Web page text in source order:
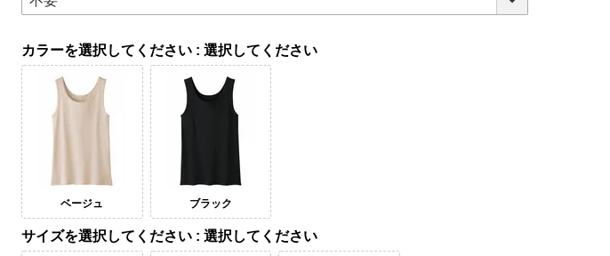
カラー 選択してください
ベージュ ブラック
サイズ 選択してください